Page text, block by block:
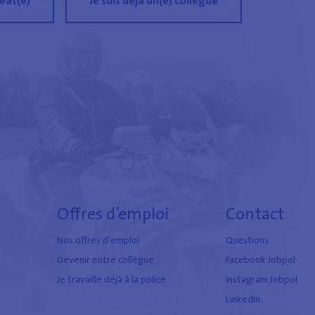
Offres d’emploi
Nos offres d'emploi
Devenir notre collègue
Je travaille déjà à la police
Contact
Questions
Facebook Jobpol
Instagram Jobpol
LinkedIn